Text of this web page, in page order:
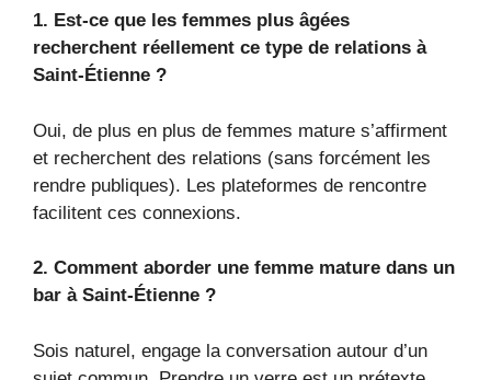
1. Est-ce que les femmes plus âgées
recherchent réellement ce type de relations à
Saint-Étienne ?
Oui, de plus en plus de femmes mature s’affirment
et recherchent des relations (sans forcément les
rendre publiques). Les plateformes de rencontre
facilitent ces connexions.
2. Comment aborder une femme mature dans un
bar à Saint-Étienne ?
Sois naturel, engage la conversation autour d’un